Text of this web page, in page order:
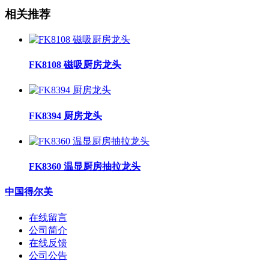
相关推荐
FK8108 磁吸厨房龙头
FK8394 厨房龙头
FK8360 温显厨房抽拉龙头
中国得尔美
在线留言
公司简介
在线反馈
公司公告